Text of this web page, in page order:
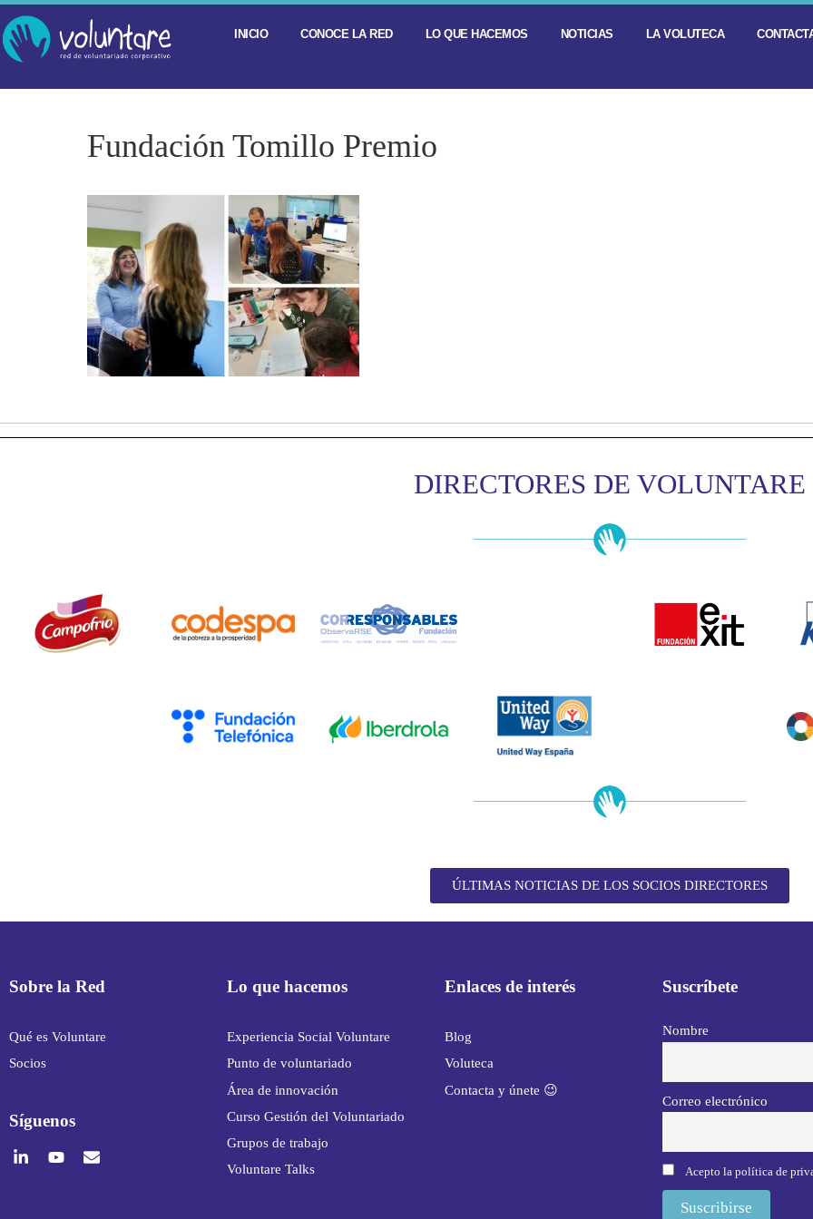
INICIO CONOCE LA RED LO QUE HACEMOS NOTICIAS LA VOLUTECA
Fundación Tomillo Premio
DIRECTORES DE VOLUNTARE
ÚLTIMAS NOTICIAS DE LOS SOCIOS DIRECTORES
Sobre la Red
Qué es Voluntare
Socios
Síguenos
Lo que hacemos
Experiencia Social Voluntare
Punto de voluntariado
Área de innovación
Curso Gestión del Voluntariado
Grupos de trabajo
Voluntare Talks
Enlaces de interés
Blog
Voluteca
Contacta y únete 😉
Suscríbete
Nombre
Correo electrónico
Acepto la política de